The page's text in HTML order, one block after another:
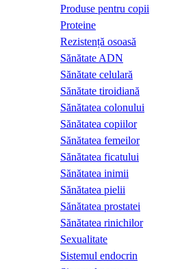
Produse pentru copii
Proteine
Rezistență osoasă
Sănătate ADN
Sănătate celulară
Sănătate tiroidiană
Sănătatea colonului
Sănătatea copiilor
Sănătatea femeilor
Sănătatea ficatului
Sănătatea inimii
Sănătatea pielii
Sănătatea prostatei
Sănătatea rinichilor
Sexualitate
Sistemul endocrin